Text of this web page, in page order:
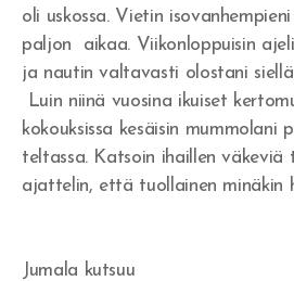
oli uskossa. Vietin
paljon aikaa. Viikonloppuisin
ja nautin valtavasti olostani
Luin niinä vuosina ikuiset
kokouksissa kesäisin mummolani
teltassa. Katsoin ihaillen väkeviä
ajattelin, että tuollainen minäkin
Jumala kutsuu
Voittoja
Eben-ezer
Rakkautta veljiäni kohtaan
Jumala vapauttaa synnistä
Herätys tulee - vaino alkaa